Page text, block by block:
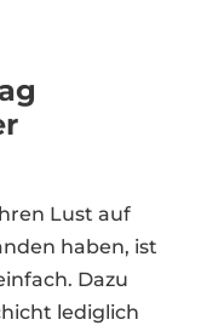
Lust auf
haben, ist
Dazu
lediglich